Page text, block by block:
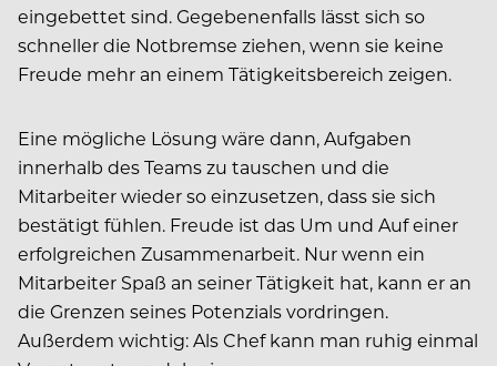
eingebettet sind. Gegebenenfalls lässt sich so
schneller die Notbremse ziehen, wenn sie keine
Freude mehr an einem Tätigkeitsbereich zeigen.
Eine mögliche Lösung wäre dann, Aufgaben
innerhalb des Teams zu tauschen und die
Mitarbeiter wieder so einzusetzen, dass sie sich
bestätigt fühlen. Freude ist das Um und Auf einer
erfolgreichen Zusammenarbeit. Nur wenn ein
Mitarbeiter Spaß an seiner Tätigkeit hat, kann er an
die Grenzen seines Potenzials vordringen.
Außerdem wichtig: Als Chef kann man ruhig einmal